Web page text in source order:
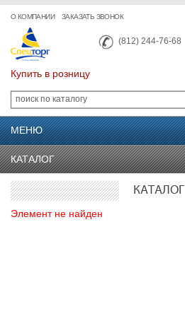
О КОМПАНИИ ЗАКАЗАТЬ ЗВОНОК
(812) 244-76-68
Купить в розницу
МЕНЮ
КАТАЛОГ
КАТАЛОГ
Элемент не найден